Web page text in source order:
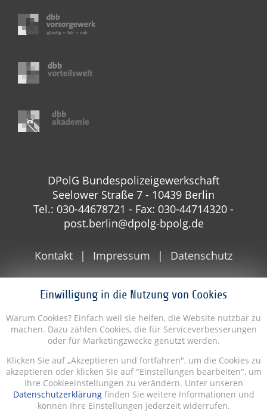
Einwilligung in die Nutzung von Cookies
Warum Cookies? Einfach weil sie helfen, die Website nutzbar zu
machen. Dazu zählen Cookies, die für Serviceverbesserungen
oder für Marketingzwecke genutzt werden.
Klicken Sie auf „Akzeptieren und fortfahren", um die Cookies zu
akzeptieren oder klicken Sie auf "Einstellungen bearbeiten", um
Ihre Cookieeinstellungen zu verändern. Unter unseren
Datenschutzerklärungfinden Sie weitere Informationen und
können Ihre Einstellungen jederzeit widerrufen.
DPolG Bundespolizeigewerkschaft
Seelower Straße 7 - 10439 Berlin
Tel.: 030-44678721 - Fax: 030-44714320 -
post.berlin@dpolg-bpolg.de
Kontakt Impressum Datenschutz